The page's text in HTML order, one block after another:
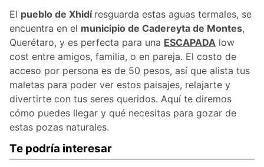
El pueblo de Xhidí resguarda estas aguas termales, se
encuentra en el municipio de Cadereyta de Montes,
Querétaro, y es perfecta para una ESCAPADA low
cost entre amigos, familia, o en pareja. El costo de
acceso por persona es de 50 pesos, así que alista tus
maletas para poder ver estos paisajes, relajarte y
divertirte con tus seres queridos. Aquí te diremos
cómo puedes llegar y qué necesitas para gozar de
estas pozas naturales.
Te podría interesar